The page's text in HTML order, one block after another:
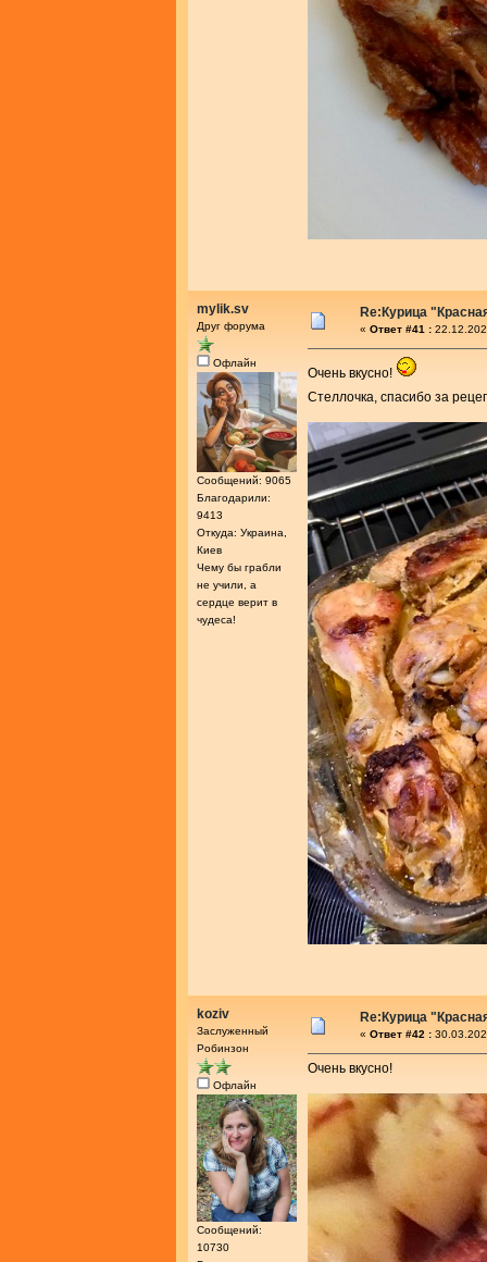
mylik.sv
Друг форума
Офлайн
Сообщений: 9065
Благодарили:
9413
Откуда: Украина,
Киев
Чему бы грабли
не учили, а
сердце верит в
чудеса!
Re:Курица
« Ответ #41 :
Очень вкусно!
Стеллочка, спасибо за
koziv
Заслуженный
Робинзон
Офлайн
Сообщений:
10730
Re:Курица
« Ответ #42 :
Очень вкусно!